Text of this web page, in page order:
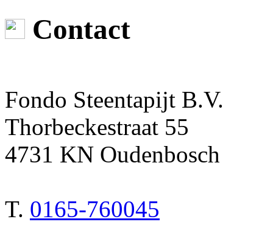
Contact
Fondo Steentapijt B.V.
Thorbeckestraat 55
4731 KN Oudenbosch
T. 0165-760045